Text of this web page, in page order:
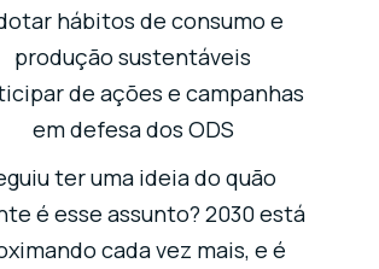
hábitos de consumo e
produção sustentáveis
de ações e campanhas
em defesa dos ODS
ter uma ideia do quão
é esse assunto? 2030 está
cada vez mais, e é